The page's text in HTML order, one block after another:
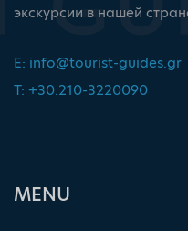
экскурсии в нашей
E: info@tourist-guides.gr
T: +30.210-3220090
ΜΕΝU